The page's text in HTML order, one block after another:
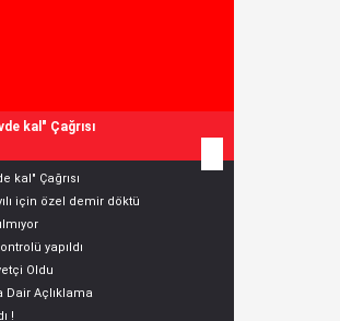
kal" Çağrısı
kal" Çağrısı
için özel demir döktü
yapıldı
Oldu
Dair Açlıklama
!